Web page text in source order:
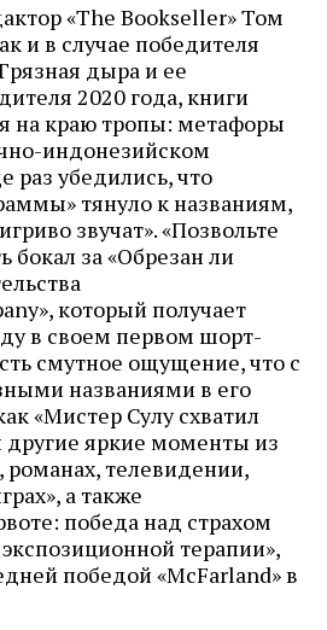
«The Bookseller» Том
и в случае победителя
дыра и ее
2020 года, книги
на краю тропы: метафоры
индонезийском
раз убедились, что
тянуло к названиям,
звучат». «Позвольте
бокал за «Обрезан ли
который получает
в своем первом шорт-
смутное ощущение, что с
названиями в его
«Мистер Сулу схватил
другие яркие моменты из
телевидении,
а также
победа над страхом
терапии»,
победой «McFarland» в